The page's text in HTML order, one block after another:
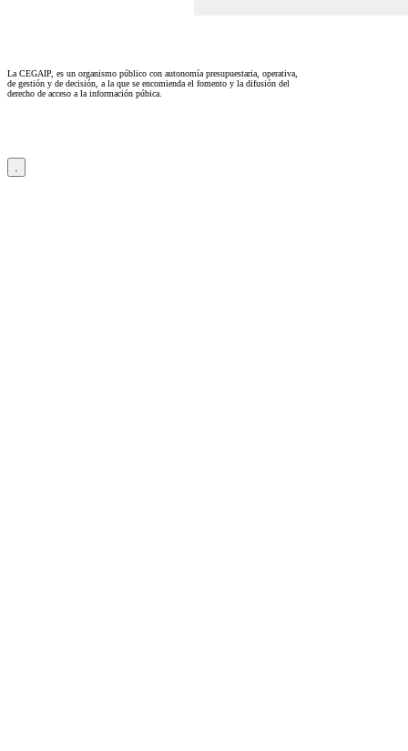
La CEGAIP, es un organismo público con autonomía presupuestaria, operativa,
de gestión y de decisión, a la que se encomienda el fomento y la difusión del
derecho de acceso a la información púbica.